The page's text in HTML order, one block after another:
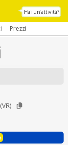
Hai un'attività?
Prezzi